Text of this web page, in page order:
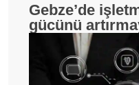
Gebze’de
gücünü